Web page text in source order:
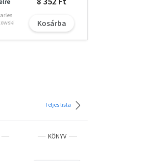
Kosárba
Teljes lista
KÖNYV